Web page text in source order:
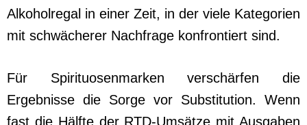
Alkoholregal in einer Zeit, in der viele Kategorien
mit schwächerer Nachfrage konfrontiert sind.
Für Spirituosenmarken verschärfen die
Ergebnisse die Sorge vor Substitution. Wenn
fast die Hälfte der RTD-Umsätze mit Ausgaben